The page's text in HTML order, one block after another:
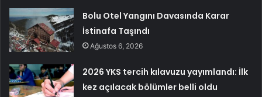
Bolu Otel Yangını Davasında Karar
İstinafa Taşındı
Ağustos 6, 2026
2026 YKS tercih kılavuzu yayımlandı: İlk
kez açılacak bölümler belli oldu